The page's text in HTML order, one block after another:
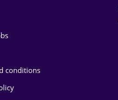
conditions